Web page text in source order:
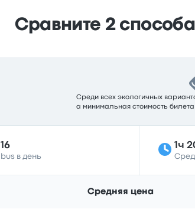
Сравните 2
Среди всех экологичных
а минимальная стоимость
16
bus в день
1ч
Средняя цена